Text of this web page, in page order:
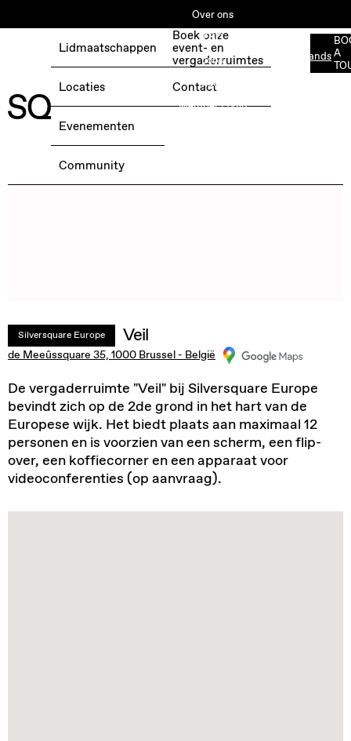
BOEK EEN GRATIS TESTDAG →
Over ons
ESG
Jobs
Media
Member Login
Nederlands
Lidmaatschappen
Locaties
Evenementen
Community
Boek onze
event- en
vergaderruimtes
Contact
A
Silversquare Europe Veil
de Meeûssquare 35, 1000 Brussel - België
De vergaderruimte "Veil" bij Silversquare Europe
bevindt zich op de 2de grond in het hart van de
Europese wijk. Het biedt plaats aan maximaal 12
personen en is voorzien van een scherm, een flip-
over, een koffiecorner en een apparaat voor
videoconferenties (op aanvraag).